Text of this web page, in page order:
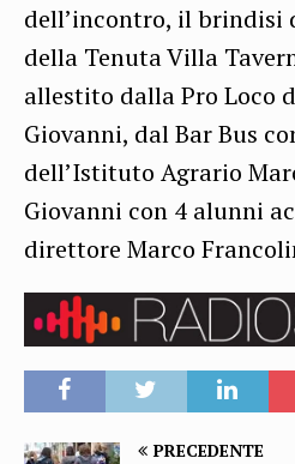
dell’incontro, il brindisi
della Tenuta Villa
allestito dalla Pro Loco
Giovanni, dal Bar Bus
dell’Istituto Agrario
Giovanni con 4 alunni
direttore Marco
PRECEDENTE